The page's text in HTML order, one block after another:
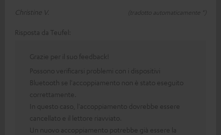
Christine V.
(tradotto automaticamente *)
Risposta da Teufel:
Grazie per il suo feedback!
Possono verificarsi problemi con i dispositivi
Bluetooth se l'accoppiamento non è stato eseguito
correttamente.
In questo caso, l'accoppiamento dovrebbe essere
cancellato e il lettore riavviato.
Un nuovo accoppiamento potrebbe già essere la